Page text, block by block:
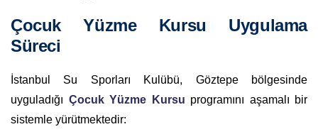
Çocuk Yüzme Kursu Uygulama
Süreci
İstanbul Su Sporları Kulübü, Göztepe bölgesinde
uyguladığı Çocuk Yüzme Kursu programını aşamalı bir
sistemle yürütmektedir: